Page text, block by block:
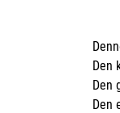
Den
Den
Den